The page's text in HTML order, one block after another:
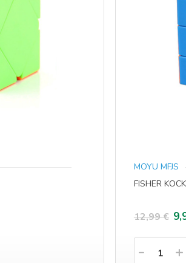
MOYU MFJS
FISHER
12,99€
bila
Količina